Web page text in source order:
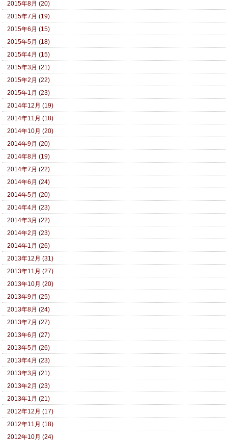
2015年8月 (20)
2015年7月 (19)
2015年6月 (15)
2015年5月 (18)
2015年4月 (15)
2015年3月 (21)
2015年2月 (22)
2015年1月 (23)
2014年12月 (19)
2014年11月 (18)
2014年10月 (20)
2014年9月 (20)
2014年8月 (19)
2014年7月 (22)
2014年6月 (24)
2014年5月 (20)
2014年4月 (23)
2014年3月 (22)
2014年2月 (23)
2014年1月 (26)
2013年12月 (31)
2013年11月 (27)
2013年10月 (20)
2013年9月 (25)
2013年8月 (24)
2013年7月 (27)
2013年6月 (27)
2013年5月 (26)
2013年4月 (23)
2013年3月 (21)
2013年2月 (23)
2013年1月 (21)
2012年12月 (17)
2012年11月 (18)
2012年10月 (24)